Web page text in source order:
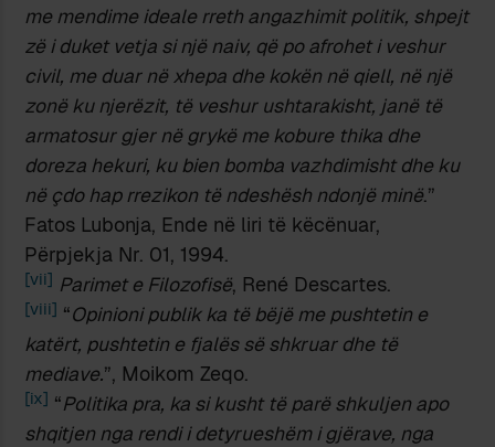
me mendime ideale rreth angazhimit politik, shpejt
zë i duket vetja si një naiv, që po afrohet i veshur
civil, me duar në xhepa dhe kokën në qiell, në një
zonë ku njerëzit, të veshur ushtarakisht, janë të
armatosur gjer në grykë me kobure thika dhe
doreza hekuri, ku bien bomba vazhdimisht dhe ku
në çdo hap rrezikon të ndeshësh ndonjë minë.”
Fatos Lubonja, Ende në liri të këcënuar,
Përpjekja Nr. 01, 1994.
[vii] Parimet e Filozofisë, René Descartes.
[viii] “Opinioni publik ka të bëjë me pushtetin e
katërt, pushtetin e fjalës së shkruar dhe të
mediave.”, Moikom Zeqo.
[ix] “Politika pra, ka si kusht të parë shkuljen apo
shqitjen nga rendi i detyrueshëm i gjërave, nga